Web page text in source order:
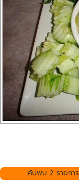
ค้นพบ 2 รายการ